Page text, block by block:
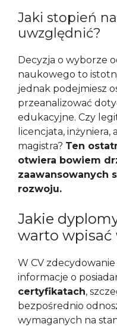
Jaki stopień
uwzględnić?
Decyzja o wyborze
naukowego to
jednak podejmiesz
przeanalizować
edukacyjne. Czy
licencjata, inżyniera,
magistra? Ten
otwiera bowiem
zaawansowanych
rozwoju.
Jakie
warto wpisać
W CV
informacje o
certyfikatach,
bezpośrednio
wymaganych na